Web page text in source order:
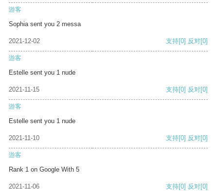
游客
Sophia sent you 2 messa
2021-12-02 支持[0] 反对[0]
游客
Estelle sent you 1 nude
2021-11-15 支持[0] 反对[0]
游客
Estelle sent you 1 nude
2021-11-10 支持[0] 反对[0]
游客
Rank 1 on Google With 5
2021-11-06 支持[0] 反对[0]